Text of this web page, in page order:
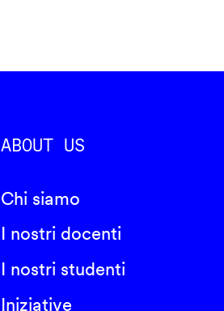
ABOUT US
Chi siamo
I nostri docenti
I nostri studenti
Iniziative